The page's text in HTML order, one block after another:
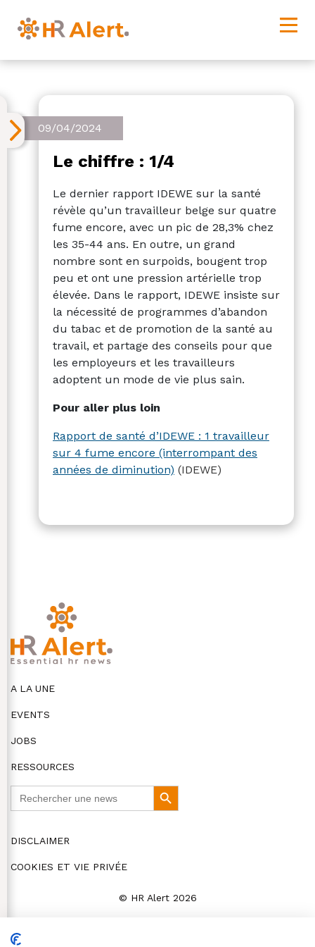
09/04/2024
Le chiffre : 1/4
Le dernier rapport IDEWE sur la santé
révèle qu’un travailleur belge sur quatre
fume encore, avec un pic de 28,3% chez
les 35-44 ans. En outre, un grand
nombre sont en surpoids, bougent trop
peu et ont une pression artérielle trop
élevée. Dans le rapport, IDEWE insiste sur
la nécessité de programmes d’abandon
du tabac et de promotion de la santé au
travail, et partage des conseils pour que
les employeurs et les travailleurs
adoptent un mode de vie plus sain.
Pour aller plus loin
Rapport de santé d’IDEWE : 1 travailleur
sur 4 fume encore (interrompant des
années de diminution) (IDEWE)
A LA UNE
EVENTS
JOBS
RESSOURCES
Search
Button
DISCLAIMER
COOKIES ET VIE PRIVÉE
© HR Alert 2026